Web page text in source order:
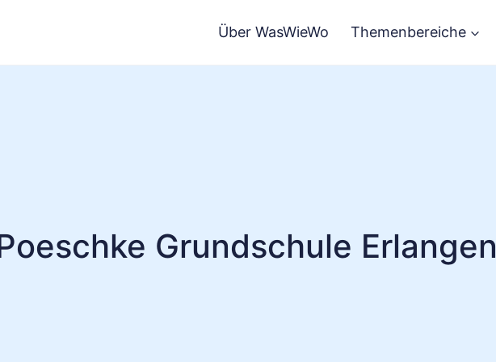
Über WasWieWo Themenbereiche
Grundschule Erlangen